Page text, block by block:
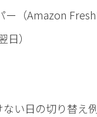
（Amazon Fresh
）
い日の切り替え